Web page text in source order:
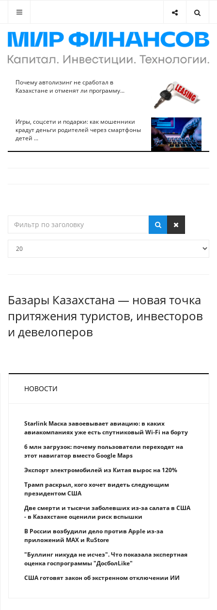
Почему автолизинг не сработал в
Казахстане и отменят ли программу...
Игры, соцсети и подарки: как мошенники
крадут деньги родителей через смартфоны
детей ...
по
Базары Казахстана — новая точка
притяжения туристов, инвесторов
и девелоперов
НОВОСТИ
Starlink Маска завоевывает авиацию: в каких
авиакомпаниях уже есть спутниковый Wi-Fi на борту
6 млн загрузок: почему пользователи переходят на
этот навигатор вместо Google Maps
Экспорт электромобилей из Китая вырос на 120%
Трамп раскрыл, кого хочет видеть следующим
президентом США
Две смерти и тысячи заболевших из-за салата в США
- в Казахстане оценили риск вспышки
В России возбудили дело против Apple из-за
приложений MAX и RuStore
"Буллинг никуда не исчез". Что показала экспертная
оценка госпрограммы "ДосболLike"
США готовят закон об экстренном отключении ИИ